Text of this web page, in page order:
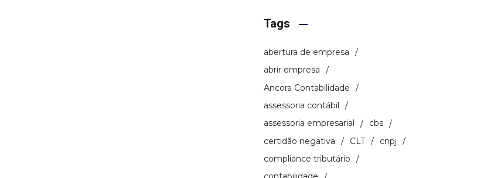
Tags
abertura de empresa
abrir empresa
Ancora Contabilidade
assessoria contábil
assessoria empresarial
cbs
certidão negativa
CLT
cnpj
compliance tributário